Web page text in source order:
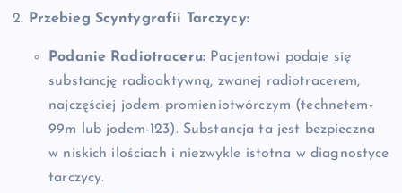
2. Przebieg Scyntygrafii Tarczycy:
Podanie Radiotraceru: Pacjentowi podaje się
substancję radioaktywną, zwanej radiotracerem,
najczęściej jodem promieniotwórczym (technetem-
99m lub jodem-123). Substancja ta jest bezpieczna
w niskich ilościach i niezwykle istotna w diagnostyce
tarczycy.